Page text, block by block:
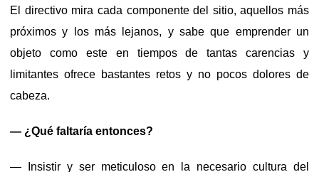
El directivo mira cada componente del sitio, aquellos más
próximos y los más lejanos, y sabe que emprender un
objeto como este en tiempos de tantas carencias y
limitantes ofrece bastantes retos y no pocos dolores de
cabeza.
— ¿Qué faltaría entonces?
— Insistir y ser meticuloso en la necesario cultura del